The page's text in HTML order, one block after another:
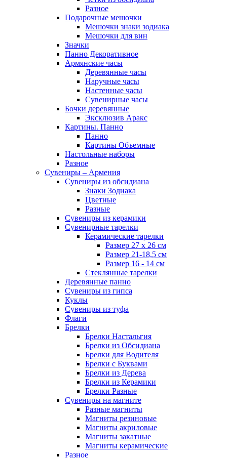
Разное
Подарочные мешочки
Мешочки знаки зодиака
Мешочки для вин
Значки
Панно Декоративное
Армянские часы
Деревянные часы
Наручные часы
Настенные часы
Сувенирные часы
Бочки деревянные
Эксклюзив Аракс
Картины. Панно
Панно
Картины Объемные
Настольные наборы
Разное
Сувениры – Армения
Сувениры из обсидиана
Знаки Зодиака
Цветные
Разные
Сувениры из керамики
Сувенирные тарелки
Керамические тарелки
Размер 27 х 26 см
Размер 21-18,5 см
Размер 16 - 14 см
Стеклянные тарелки
Деревянные панно
Сувениры из гипса
Куклы
Сувениры из туфа
Флаги
Брелки
Брелки Настальгия
Брелки из Обсидиана
Брелки для Водителя
Брелки с Буквами
Брелки из Дерева
Брелки из Керамики
Брелки Разные
Сувениры на магните
Разные магниты
Магниты резиновые
Магниты акриловые
Магниты закатные
Магниты керамические
Разное